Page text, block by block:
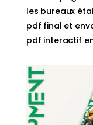
les bureaux
pdf final et
pdf interactif